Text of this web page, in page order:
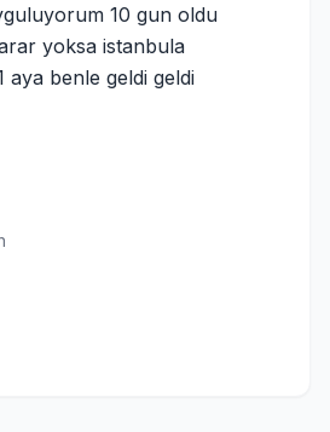
10 gun oldu
yoksa istanbula
aya benle geldi geldi